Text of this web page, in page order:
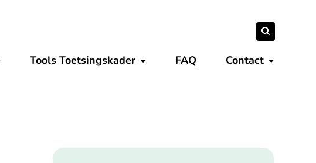
Zoeken
naar:Zoeken
tonen
Tools Toetsingskader Submenu tonen
FAQ Contact